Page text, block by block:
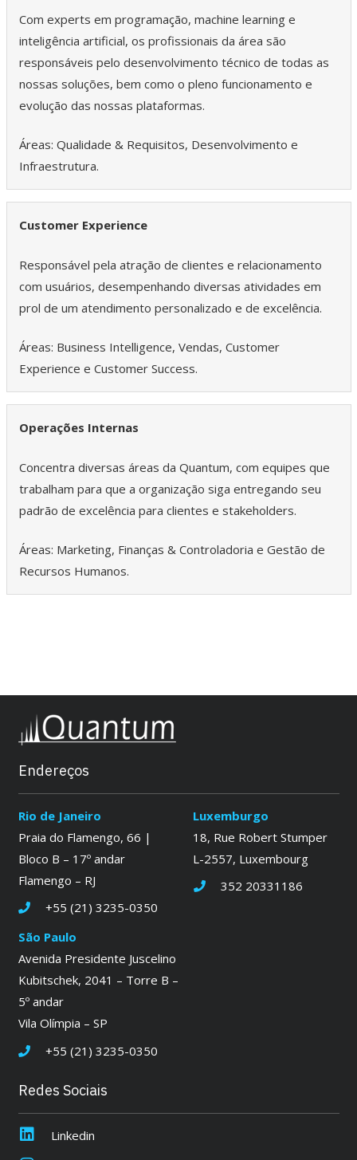
Com experts em programação, machine learning e
inteligência artificial, os profissionais da área são
responsáveis pelo desenvolvimento técnico de todas as
nossas soluções, bem como o pleno funcionamento e
evolução das nossas plataformas.
Áreas: Qualidade & Requisitos, Desenvolvimento e
Infraestrutura.
Customer Experience
Responsável pela atração de clientes e relacionamento
com usuários, desempenhando diversas atividades em
prol de um atendimento personalizado e de excelência.
Áreas: Business Intelligence, Vendas, Customer
Experience e Customer Success.
Operações Internas
Concentra diversas áreas da Quantum, com equipes que
trabalham para que a organização siga entregando seu
padrão de excelência para clientes e stakeholders.
Áreas: Marketing, Finanças & Controladoria e Gestão de
Recursos Humanos.
Endereços
Rio de Janeiro
Praia do Flamengo, 66 |
Bloco B – 17º andar
Flamengo – RJ
+55 (21) 3235-0350
Luxemburgo
18, Rue Robert Stumper
L-2557, Luxembourg
352 20331186
São Paulo
Avenida Presidente Juscelino
Kubitschek, 2041 – Torre B –
5º andar
Vila Olímpia – SP
+55 (21) 3235-0350
Redes Sociais
Linkedin